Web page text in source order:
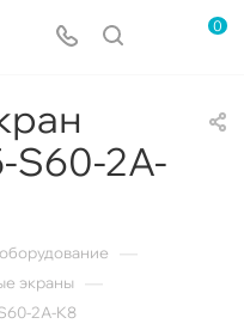
0
S60-2A-
экраны
2A-K8